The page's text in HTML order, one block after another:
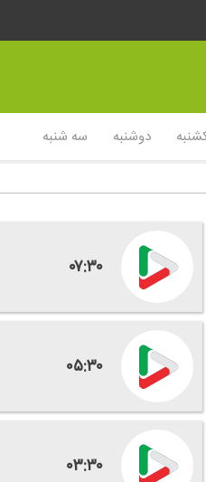
دوشنبه
سه شنبه
۰۷:۳۰
۰۵:۳۰
۰۳:۳۰